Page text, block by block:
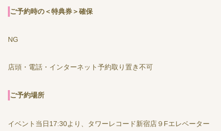
ご予約時の＜特典券＞確保
NG
店頭・電話・インターネット予約取り置き不可
ご予約場所
イベント当日17:30より、タワーレコード新宿店９Fエレベーター